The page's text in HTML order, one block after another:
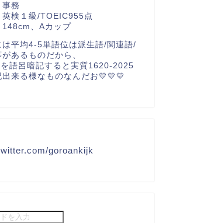
事務
英検１級/TOEIC955点
148cm、Aカップ
は平均4-5単語位は派生語/関連語/
あるものだから、
語呂暗記すると実質1620-2025
来る様なものなんだお💛💛💛
goroankijk